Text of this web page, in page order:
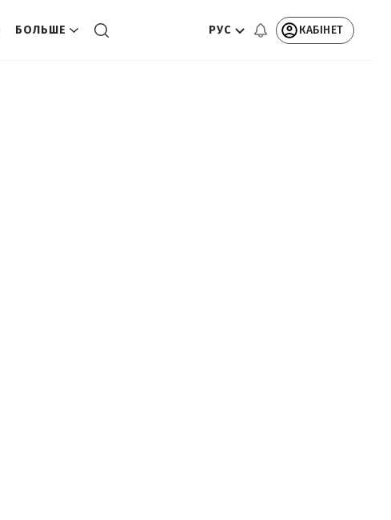
БОЛЬШЕ РУС КАБІНЕТ